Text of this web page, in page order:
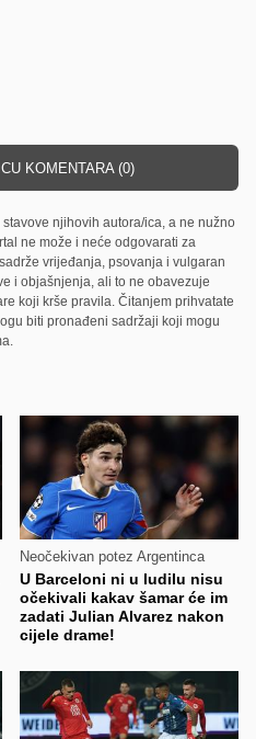
KOMENTARA (0)
njihovih autora/ica, a ne nužno
ne može i neće odgovarati za
vrijeđanja, psovanja i vulgaran
i objašnjenja, ali to ne obavezuje
koji krše pravila. Čitanjem prihvatate
biti pronađeni sadržaji koji mogu
Neočekivan potez Argentinca
U Barceloni ni u ludilu nisu
očekivali kakav šamar će im
zadati Julian Alvarez nakon
cijele drame!